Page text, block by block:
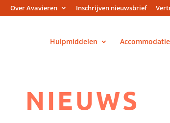
Over Avavieren Inschrijven nieuwsbrief
Hulpmiddelen
NIEUWS